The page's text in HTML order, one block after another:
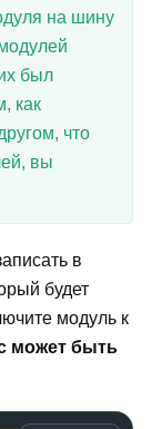
на шину
был
как
что
вы
в
будет
модуль к
может быть